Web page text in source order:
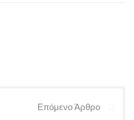
Επόμενο Άρθρο